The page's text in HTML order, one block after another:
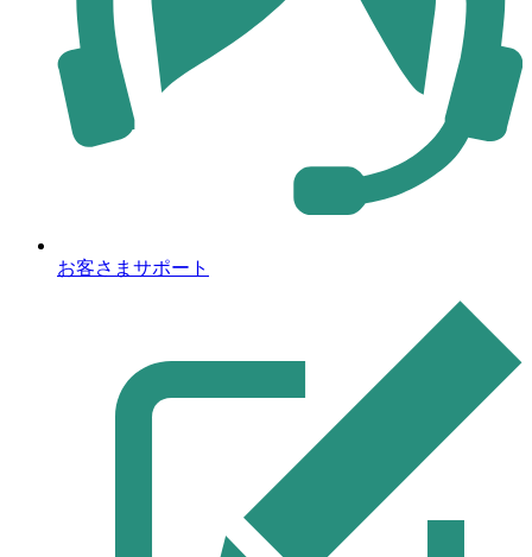
お客さまサポート